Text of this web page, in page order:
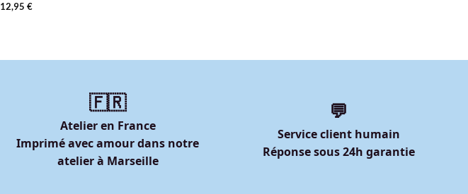
12,95€
🇫🇷
Atelier en France
Imprimé avec amour dans notre
atelier à Marseille
💬
Service client humain
Réponse sous 24h garantie